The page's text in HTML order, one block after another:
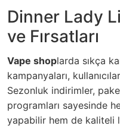
Dinner Lady
ve Fırsatları
Vape shoplarda sıkça
kampanyaları,
Sezonluk indirimler,
programları sayesinde
yapabilir hem de kaliteli